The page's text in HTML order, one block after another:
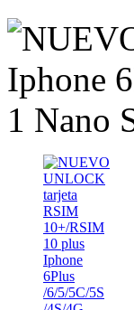
Sale 2375
ACE 3DS PLUS
7,50 €
Sale 1542